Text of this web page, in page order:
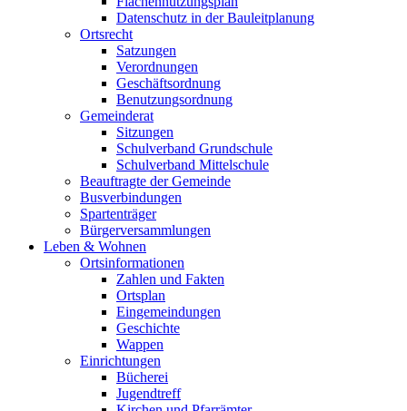
Datenschutz in der Bauleitplanung
Ortsrecht
Satzungen
Verordnungen
Geschäftsordnung
Benutzungsordnung
Gemeinderat
Sitzungen
Schulverband Grundschule
Schulverband Mittelschule
Beauftragte der Gemeinde
Busverbindungen
Spartenträger
Bürgerversammlungen
Leben & Wohnen
Ortsinformationen
Zahlen und Fakten
Ortsplan
Eingemeindungen
Geschichte
Wappen
Einrichtungen
Bücherei
Jugendtreff